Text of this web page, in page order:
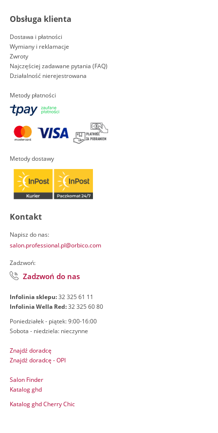
Obsługa klienta
Dostawa i płatności
Wymiany i reklamacje
Zwroty
Najczęściej zadawane pytania (FAQ)
Działalność nierejestrowana
Metody płatności
Metody dostawy
Kontakt
Napisz do nas:
salon.professional.pl@orbico.com
Zadzwoń:
Zadzwoń do nas
Infolinia sklepu:32 325 61 11
Infolinia Wella Red:32 325 60 80
Poniedziałek - piątek: 9:00-16:00
Sobota - niedziela: nieczynne
Znajdź doradcę
Znajdź doradcę - OPI
Salon Finder
Katalog ghd
Katalog ghd Cherry Chic